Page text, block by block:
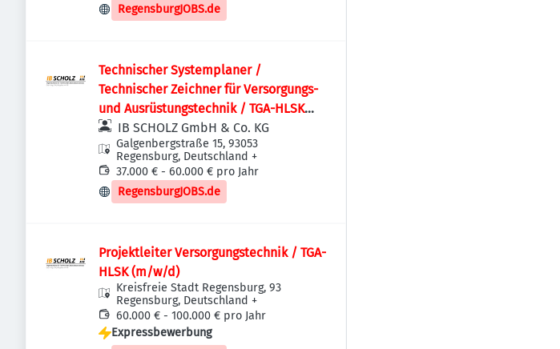
Regensburg, Deutschland
RegensburgJOBS.de
Technischer Systemplaner /
Technischer Zeichner für Versorgungs-
und Ausrüstungstechnik / TGA-HLSK
(m/w/d)
IB SCHOLZ GmbH & Co. KG
Galgenbergstraße 15, 93053
Regensburg, Deutschland +
37.000 € - 60.000 € pro Jahr
RegensburgJOBS.de
Projektleiter Versorgungstechnik / TGA-
HLSK (m/w/d)
Kreisfreie Stadt Regensburg, 93
Regensburg, Deutschland +
60.000 € - 100.000 € pro Jahr
Expressbewerbung